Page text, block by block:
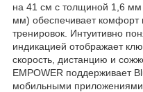
на 41 см с толщиной 1,6
мм) обеспечивает комфорт
тренировок. Интуитивно
индикацией отображает
скорость, дистанцию и
EMPOWER поддерживает
мобильными